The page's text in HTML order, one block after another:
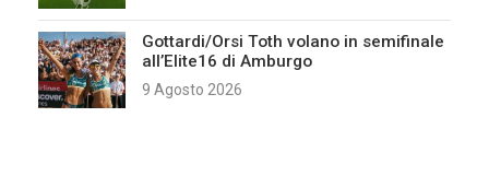
Gottardi/Orsi Toth volano in semifinale
all’Elite16 di Amburgo
9 Agosto 2026